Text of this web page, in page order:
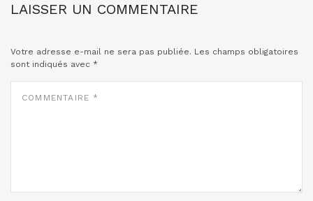
LAISSER UN COMMENTAIRE
Votre adresse e-mail ne sera pas publiée. Les champs obligatoires
sont indiqués avec *